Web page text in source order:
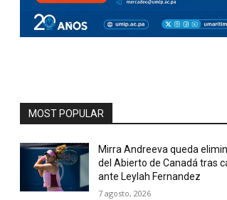
MOST POPULAR
Mirra Andreeva queda
del Abierto de Canadá tras
ante Leylah Fernandez
7 agosto, 2026